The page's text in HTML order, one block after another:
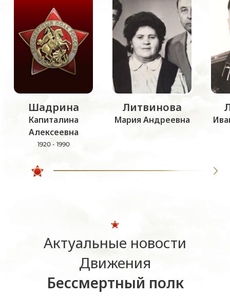
Шадрина
Капиталина
Алексеевна
1920 - 1990
Литвинова
Мария Андреевна
Актуальные новости
Движения
Бессмертный полк